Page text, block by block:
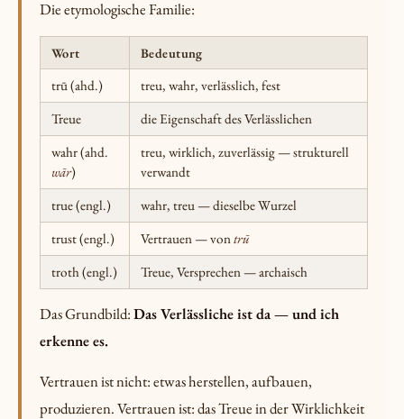
Die etymologische Familie:
Wort Bedeutung
trū (ahd.)
treu, wahr, verlässlich, fest
Treue
die Eigenschaft des Verlässlichen
wahr (ahd.
wār)
treu, wirklich, zuverlässig — strukturell
verwandt
true (engl.)
wahr, treu — dieselbe Wurzel
trust (engl.)
Vertrauen — vontrū
troth (engl.)
Treue, Versprechen — archaisch
Das Grundbild:Das Verlässliche ist da — und ich
erkenne es.
Vertrauen ist nicht: etwas herstellen, aufbauen,
produzieren. Vertrauen ist: das Treue in der Wirklichkeit